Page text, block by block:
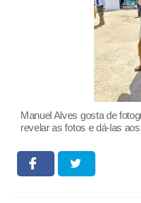
Manuel Alves gosta de
revelar as fotos e dá-las